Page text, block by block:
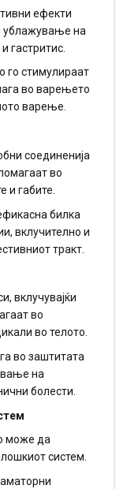
ефекти
ублажување на
гастритис.
го стимулираат
во варењето
варење.
соединенија
во
и габите.
билка
вклучително и
тракт.
вклучувајќи
во
во телото.
во заштитата
на
болести.
може да
систем.